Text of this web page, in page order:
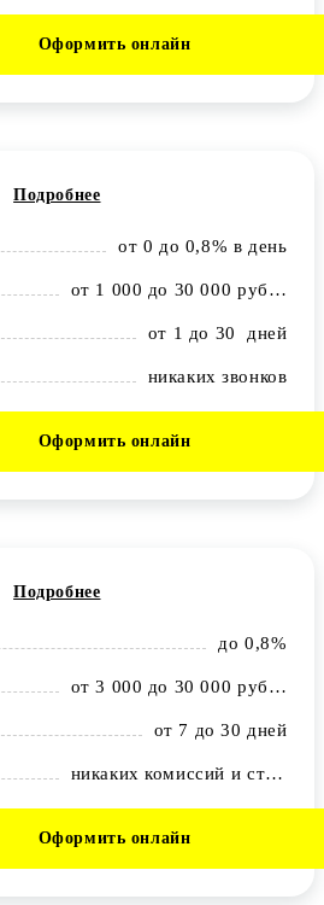
Оформить онлайн
Подробнее
от 0 до 0,8% в день
от 1 000 до 30 000 рублей
от 1 до 30 дней
никаких звонков
Оформить онлайн
Подробнее
до 0,8%
от 3 000 до 30 000 рублей
от 7 до 30 дней
никаких комиссий и страховок
Оформить онлайн